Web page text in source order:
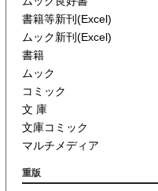
書籍等新刊(Excel)
ムック新刊(Excel)
書籍
ムック
コミック
文 庫
文庫コミック
マルチメディア
重版